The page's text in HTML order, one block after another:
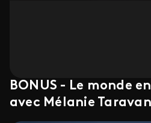
BONUS - Le monde
avec Mélanie